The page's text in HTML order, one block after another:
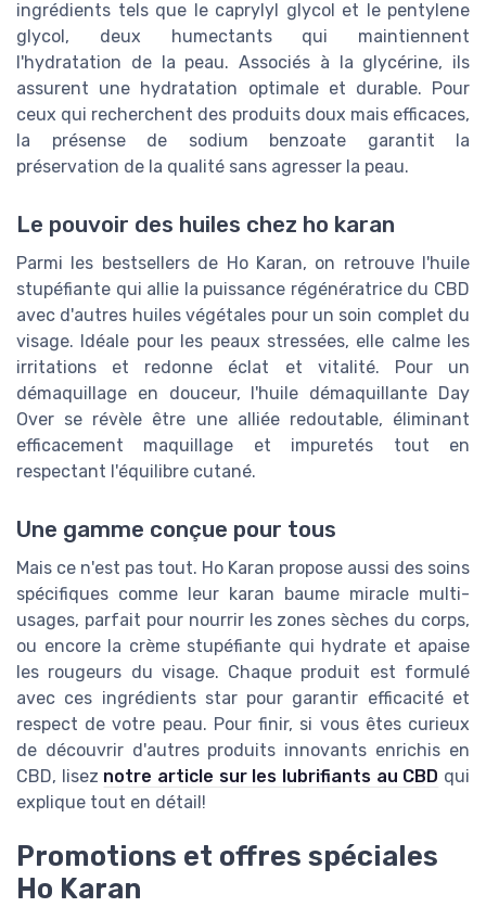
ingrédients tels que le caprylyl glycol et le pentylene
glycol, deux humectants qui maintiennent
l'hydratation de la peau. Associés à la glycérine, ils
assurent une hydratation optimale et durable. Pour
ceux qui recherchent des produits doux mais efficaces,
la présense de sodium benzoate garantit la
préservation de la qualité sans agresser la peau.
Le pouvoir des huiles chez ho karan
Parmi les bestsellers de Ho Karan, on retrouve l'huile
stupéfiante qui allie la puissance régénératrice du CBD
avec d'autres huiles végétales pour un soin complet du
visage. Idéale pour les peaux stressées, elle calme les
irritations et redonne éclat et vitalité. Pour un
démaquillage en douceur, l'huile démaquillante Day
Over se révèle être une alliée redoutable, éliminant
efficacement maquillage et impuretés tout en
respectant l'équilibre cutané.
Une gamme conçue pour tous
Mais ce n'est pas tout. Ho Karan propose aussi des soins
spécifiques comme leur karan baume miracle multi-
usages, parfait pour nourrir les zones sèches du corps,
ou encore la crème stupéfiante qui hydrate et apaise
les rougeurs du visage. Chaque produit est formulé
avec ces ingrédients star pour garantir efficacité et
respect de votre peau. Pour finir, si vous êtes curieux
de découvrir d'autres produits innovants enrichis en
CBD, lisez notre article sur les lubrifiants au CBD qui
explique tout en détail!
Promotions et offres spéciales
Ho Karan